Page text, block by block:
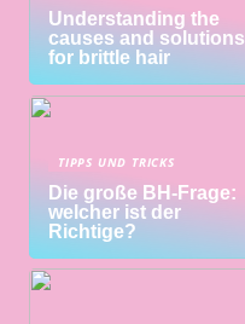
Understanding the
causes and solutions
for brittle hair
TIPPS UND TRICKS
Die große BH-Frage:
welcher ist der
Richtige?